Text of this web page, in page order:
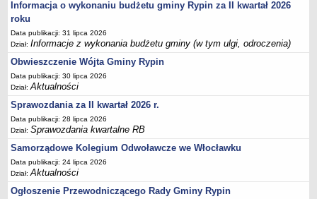
Imienne wykazy głosowań radnych
Postać dokumentów
Akty Prawne, Dzienniki Ustaw, Monitory Polskie
Prawo miejscowe
Zarządzenia
Studium uwarunkowań i kierunków zagospodarowania
przestrzennego
Dane przestrzenne - MPZP
Stałe obwody głosowania, numery, granice oraz siedziby
obwodowych komisji wyborczych, opis granic okręgów wyborczych
Plan ogólny gminy Rypin
Informacja o wykonaniu budżetu gminy Rypin za II kwartał 2026
roku
Data publikacji: 31 lipca 2026
Dział:Informacje z wykonania budżetu gminy (w tym ulgi, odroczenia)
Obwieszczenie Wójta Gminy Rypin
Data publikacji: 30 lipca 2026
Dział:Aktualności
Sprawozdania za II kwartał 2026 r.
Data publikacji: 28 lipca 2026
Dział:Sprawozdania kwartalne RB
Samorządowe Kolegium Odwoławcze we Włocławku
Data publikacji: 24 lipca 2026
Dział:Aktualności
Ogłoszenie Przewodniczącego Rady Gminy Rypin